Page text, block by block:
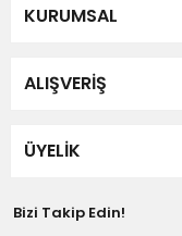
KURUMSAL
ALIŞVERİŞ
ÜYELİK
Bizi Takip Edin!